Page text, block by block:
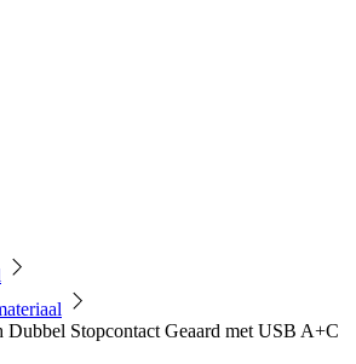
Stopcontact Geaard met USB A+C